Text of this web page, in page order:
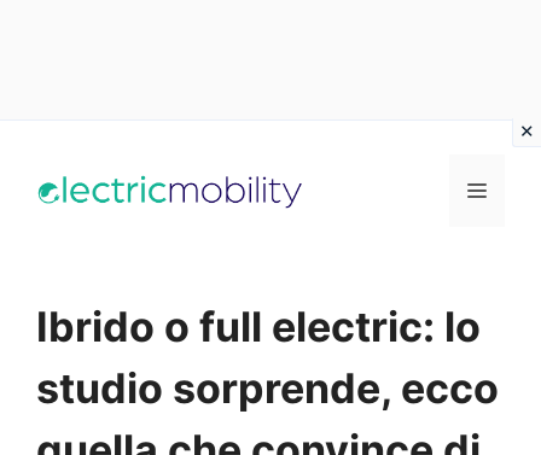
Menu
Ibrido o full electric: lo
studio sorprende, ecco